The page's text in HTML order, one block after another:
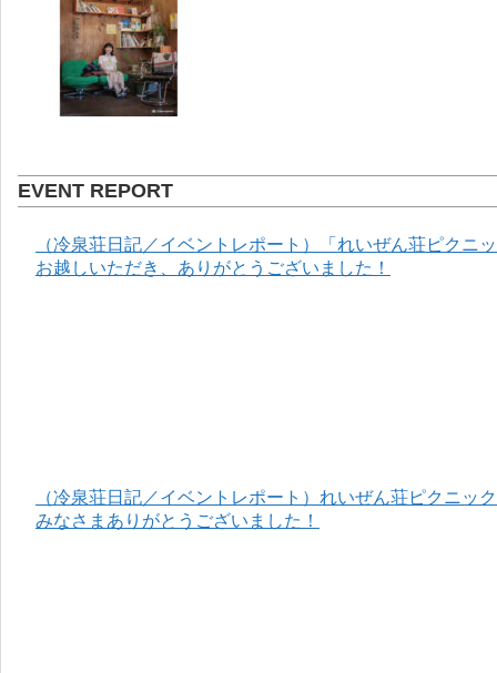
EVENT REPORT
（冷泉荘日記／イベントレポート）「れいぜん荘ピクニ
お越しいただき、ありがとうございました！
（冷泉荘日記／イベントレポート）れいぜん荘ピクニッ
みなさまありがとうございました！